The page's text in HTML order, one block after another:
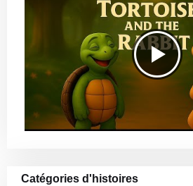
Catégories d'histoires